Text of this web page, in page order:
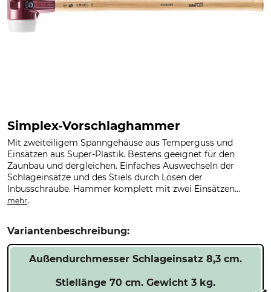
Simplex-Vorschlaghammer
Mit zweiteiligem Spanngehäuse aus Temperguss und
Einsätzen aus Super-Plastik. Bestens geeignet für den
Zaunbau und dergleichen. Einfaches Auswechseln der
Schlageinsätze und des Stiels durch Lösen der
Inbusschraube. Hammer komplett mit zwei Einsätzen...
mehr.
Variantenbeschreibung:
Außendurchmesser Schlageinsatz 8,3 cm.
Stiellänge 70 cm. Gewicht 3 kg.